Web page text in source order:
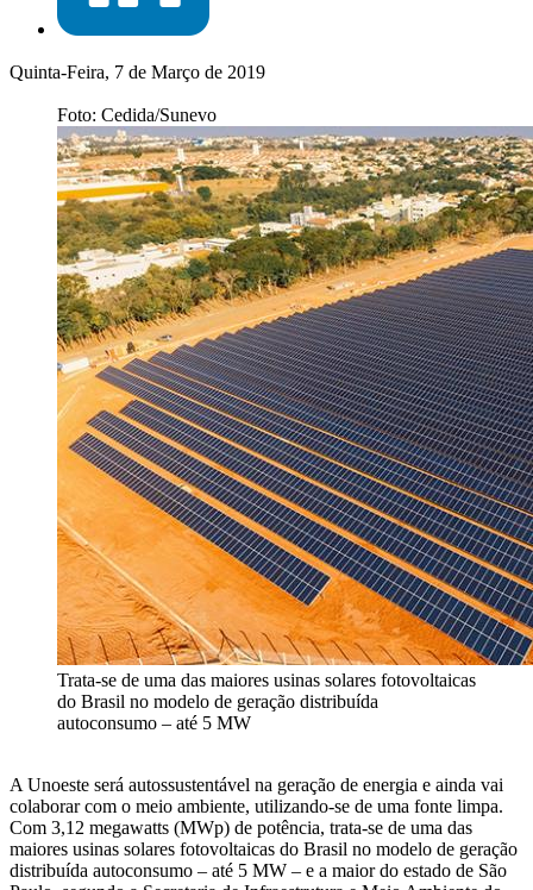
Quinta-Feira, 7 de Março de 2019
Foto: Cedida/Sunevo
Trata-se de uma das maiores usinas solares fotovoltaicas
do Brasil no modelo de geração distribuída
autoconsumo – até 5 MW
A Unoeste será autossustentável na geração de energia e ainda vai
colaborar com o meio ambiente, utilizando-se de uma fonte limpa.
Com 3,12 megawatts (MWp) de potência, trata-se de uma das
maiores usinas solares fotovoltaicas do Brasil no modelo de geração
distribuída autoconsumo – até 5 MW – e a maior do estado de São